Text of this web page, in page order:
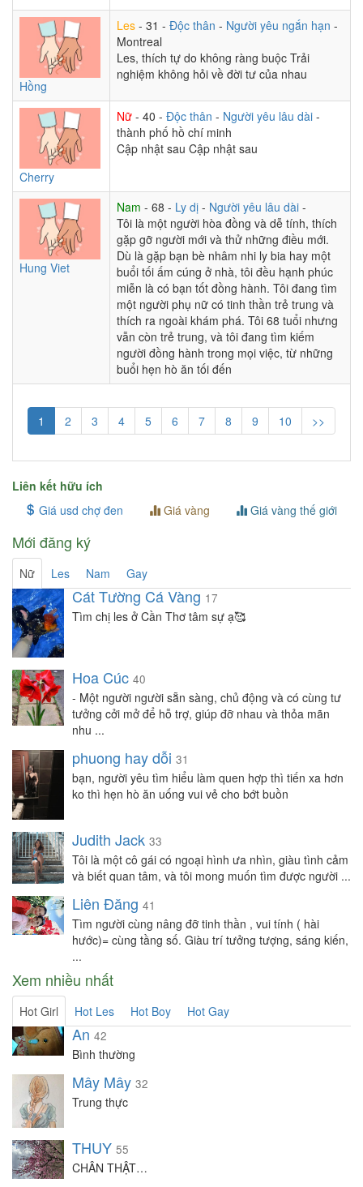
Hồng
Les - 31 - Độc thân - Người yêu ngắn hạn -
Montreal
Les, thích tự do không ràng buộc Trải
nghiệm không hỏi về đời tư của nhau
Cherry
Nữ - 40 - Độc thân - Người yêu lâu dài -
thành phố hồ chí minh
Cập nhật sau Cập nhật sau
Hung Viet
Nam - 68 - Ly dị - Người yêu lâu dài -
Tôi là một người hòa đồng và dễ tính, thích
gặp gỡ người mới và thử những điều mới.
Dù là gặp bạn bè nhâm nhi ly bia hay một
buổi tối ấm cúng ở nhà, tôi đều hạnh phúc
miễn là có bạn tốt đồng hành. Tôi đang tìm
một người phụ nữ có tinh thần trẻ trung và
thích ra ngoài khám phá. Tôi 68 tuổi nhưng
vẫn còn trẻ trung, và tôi đang tìm kiếm
người đồng hành trong mọi việc, từ những
buổi hẹn hò ăn tối đến
1 2 3 4 5 6 7 8 9 10 >>
Liên kết hữu ích
Giá usd chợ đen
Giá vàng Giá vàng thế giới
Mới đăng ký
Nữ Les Nam Gay
Cát Tường Cá Vàng 17
Tìm chị les ở Cần Thơ tâm sự ạ🥰
Hoa Cúc 40
- Một người người sẵn sàng, chủ động và có cùng tư
tưởng cởi mở để hỗ trợ, giúp đỡ nhau và thỏa mãn
nhu ...
phuong hay dỗi 31
bạn, người yêu tìm hiểu làm quen hợp thì tiến xa hơn
ko thì hẹn hò ăn uống vui vẻ cho bớt buồn
Judith Jack 33
Tôi là một cô gái có ngoại hình ưa nhìn, giàu tình cảm
và biết quan tâm, và tôi mong muốn tìm được người ...
Liên Đăng 41
Tìm người cùng nâng đỡ tinh thần , vui tính ( hài
hước)= cùng tầng số. Giàu trí tưởng tượng, sáng kiến,
...
Xem nhiều nhất
Hot Girl Hot Les Hot Boy Hot Gay
An 42
Bình thường
Mây Mây 32
Trung thực
THUY 55
CHÂN THẬT…